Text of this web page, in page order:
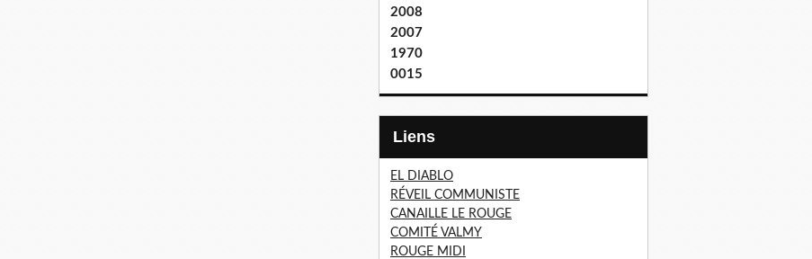
2008
2007
1970
0015
Liens
EL DIABLO
RÉVEIL COMMUNISTE
CANAILLE LE ROUGE
COMITÉ VALMY
ROUGE MIDI